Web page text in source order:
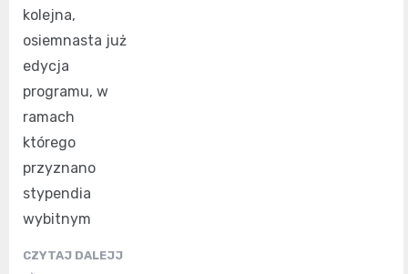
kolejna,
osiemnasta już
edycja
programu, w
ramach
którego
przyznano
stypendia
wybitnym
CZYTAJ DALEJJ